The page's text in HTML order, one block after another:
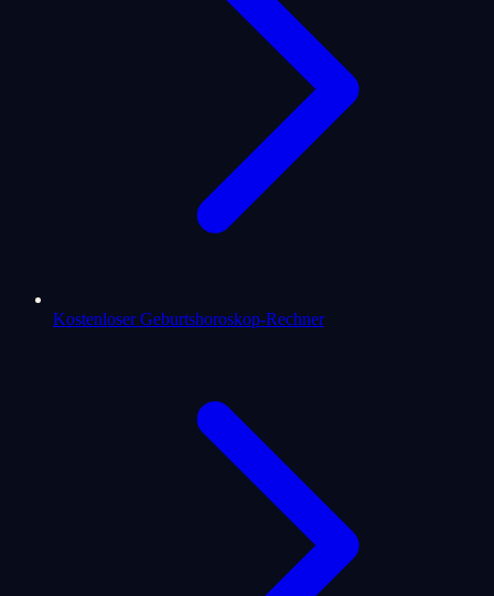
Kostenloser Geburtshoroskop-Rechner